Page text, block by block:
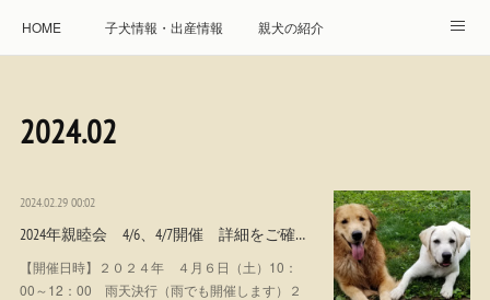
HOME 子犬情報・出産情報 親犬の紹介
遺伝疾患への取り組み
個人情報の取扱について
2024.02
2024.02.29 00:02
2024年親睦会 4/6、4/7開催 詳細をご確…
【開催日時】２０２４年 ４月６日（土）10：
00～12：00 雨天決行（雨でも開催します）２